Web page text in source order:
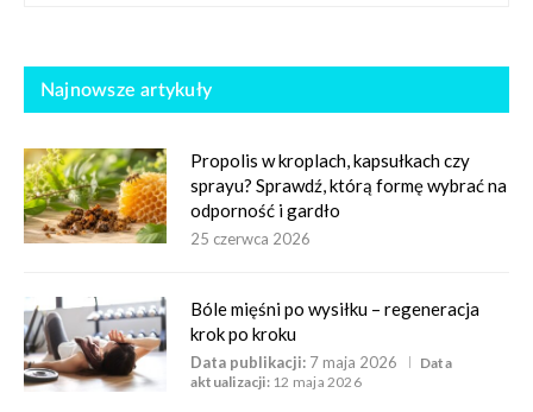
Najnowsze artykuły
Propolis w kroplach, kapsułkach czy
sprayu? Sprawdź, którą formę wybrać na
odporność i gardło
25 czerwca 2026
Bóle mięśni po wysiłku – regeneracja
krok po kroku
Data publikacji: 7 maja 2026
Data
aktualizacji: 12 maja 2026